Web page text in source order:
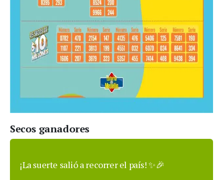
Secos ganadores
¡La suerte salió a recorrer el país! ✨🎉